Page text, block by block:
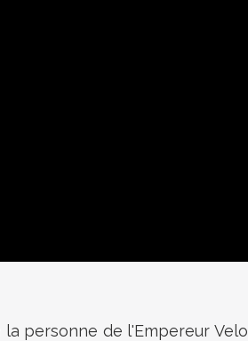
personne de l'Empereur Velo